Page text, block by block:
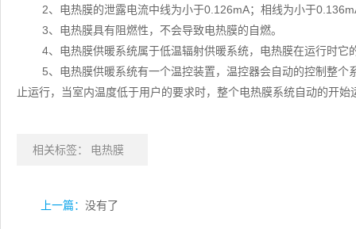
2、电热膜的泄露电流中线为小于0.126mA；相线为小于
3、电热膜具有阻燃性，不会导致电热膜的自燃。
4、电热膜供暖系统属于低温辐射供暖系统，电热膜在运行时
5、电热膜供暖系统有一个温控装置，温控器会自动的控制整
止运行，当室内温度低于用户的要求时，整个电热膜系统自动的开始
相关标签： 电热膜
上一篇： 没有了